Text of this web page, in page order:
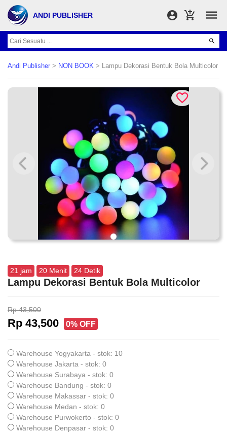
ANDI PUBLISHER
Andi Publisher > NON BOOK > Lampu Dekorasi Bentuk Bola Multicolor
21 jam 20 Menit 23 Detik
Lampu Dekorasi Bentuk Bola Multicolor
Rp 43,500
Rp 43,500 0% OFF
Warehouse Yogyakarta - stok: 10
Warehouse Jakarta - stok: 0
Warehouse Surabaya - stok: 0
Warehouse Bandung - stok: 0
Warehouse Makassar - stok: 0
Warehouse Medan - stok: 0
Warehouse Purwokerto - stok: 0
Warehouse Denpasar - stok: 0